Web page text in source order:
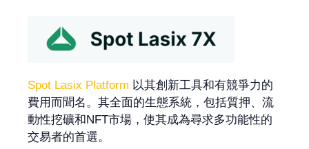
Spot Lasix Platform 以其創新工具和有競爭力的
費用而聞名。其全面的生態系統，包括質押、流
動性挖礦和NFT市場，使其成為尋求多功能性的
交易者的首選。